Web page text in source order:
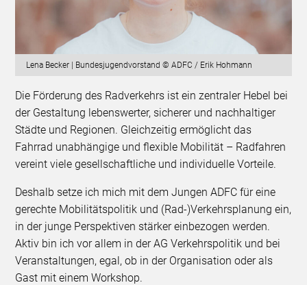
Lena Becker | Bundesjugendvorstand © ADFC / Erik Hohmann
Die Förderung des Radverkehrs ist ein zentraler Hebel bei
der Gestaltung lebenswerter, sicherer und nachhaltiger
Städte und Regionen. Gleichzeitig ermöglicht das
Fahrrad unabhängige und flexible Mobilität – Radfahren
vereint viele gesellschaftliche und individuelle Vorteile.
Deshalb setze ich mich mit dem Jungen ADFC für eine
gerechte Mobilitätspolitik und (Rad-)Verkehrsplanung ein,
in der junge Perspektiven stärker einbezogen werden.
Aktiv bin ich vor allem in der AG Verkehrspolitik und bei
Veranstaltungen, egal, ob in der Organisation oder als
Gast mit einem Workshop.